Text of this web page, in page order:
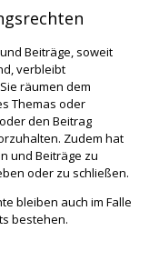
Beiträge, soweit
verbleibt
räumen dem
Themas oder
den Beitrag
Zudem hat
und Beiträge zu
oder zu schließen.
bleiben auch im Falle
bestehen.